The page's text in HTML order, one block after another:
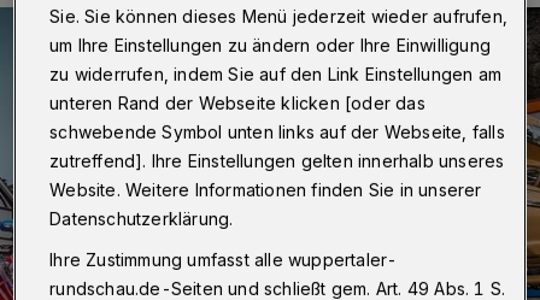
Sie. Sie können dieses Menü jederzeit wieder aufrufen,
um Ihre Einstellungen zu ändern oder Ihre Einwilligung
zu widerrufen, indem Sie auf den Link Einstellungen am
unteren Rand der Webseite klicken [oder das
schwebende Symbol unten links auf der Webseite, falls
zutreffend]. Ihre Einstellungen gelten innerhalb unseres
Website. Weitere Informationen finden Sie in unserer
Datenschutzerklärung.
Ihre Zustimmung umfasst alle wuppertaler-
rundschau.de-Seiten und schließt gem. Art. 49 Abs. 1 S.